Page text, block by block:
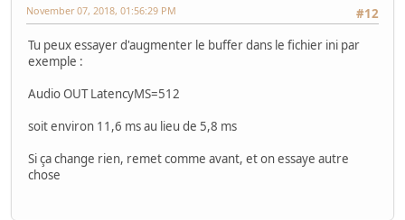
#12
November 07, 2018, 01:56:29 PM
Tu peux essayer d'augmenter le buffer dans le fichier ini par
exemple :
Audio OUT LatencyMS=512
soit environ 11,6 ms au lieu de 5,8 ms
Si ça change rien, remet comme avant, et on essaye autre
chose